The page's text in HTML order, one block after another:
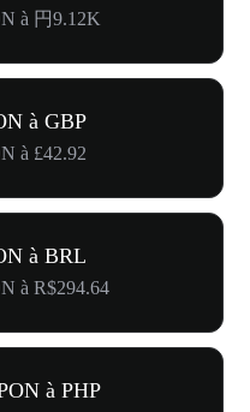
à 円9.12K
à GBP
à £42.92
à BRL
à R$294.64
à PHP